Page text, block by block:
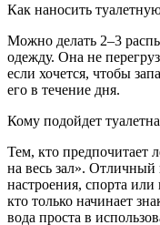
Как наносить
Можно делать 2–3
одежду. Она не
если хочется, чтобы
его в течение дня.
Кому подойдет
Тем, кто предпочитает
на весь зал». Отличный
настроения, спорта
кто только начинает
вода проста в